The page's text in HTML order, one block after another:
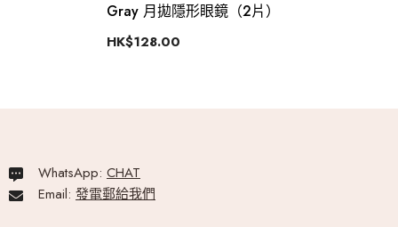
Gray 月拋隱形眼鏡（2片）
HK$128.00
WhatsApp: CHAT
Email: 發電郵給我們